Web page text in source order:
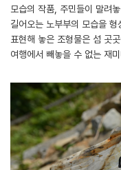
모습의 작품, 주민들이 말려
길어오는 노부부의 모습을
표현해 놓은 조형물은 섬 곳
여행에서 빼놓을 수 없는 재